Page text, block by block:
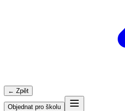
← Zpět
Objednat pro školu